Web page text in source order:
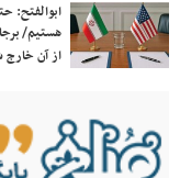
ابوالفتح:
هستیم/
از آن